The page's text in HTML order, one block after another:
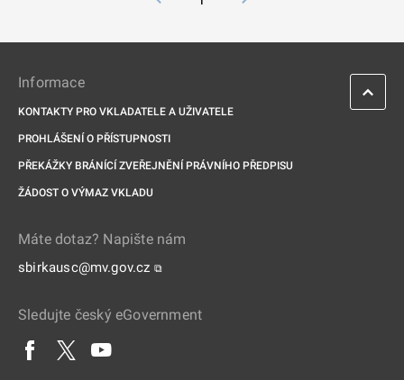
Informace
KONTAKTY PRO VKLADATELE A UŽIVATELE
PROHLÁŠENÍ O PŘÍSTUPNOSTI
PŘEKÁŽKY BRÁNÍCÍ ZVEŘEJNĚNÍ PRÁVNÍHO PŘEDPISU
ŽÁDOST O VÝMAZ VKLADU
Máte dotaz? Napište nám
sbirkausc@mv.gov.cz ⧉
Sledujte český eGovernment